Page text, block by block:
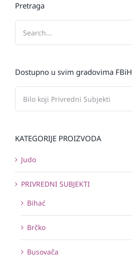
Pretraga
Dostupno u svim gradovima FBiH
KATEGORIJE PROIZVODA
Judo
PRIVREDNI SUBJEKTI
Bihać
Brčko
Busovača